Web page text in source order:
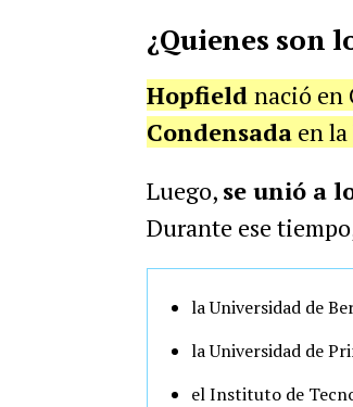
¿Quienes son
Hopfield nació en
Condensadaen la
Luego, se unió a
Durante ese
la Universidad de
la Universidad de
el Instituto de